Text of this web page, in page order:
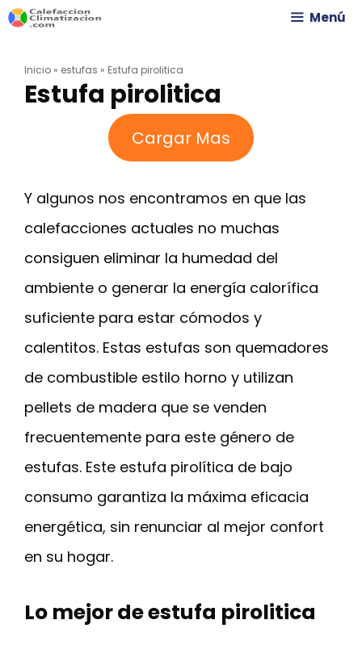
Saltar
contenido
Menú
Inicio » estufas » Estufa pirolitica
Estufa pirolitica
Cargar Mas
Y algunos nos encontramos en que las
calefacciones actuales no muchas
consiguen eliminar la humedad del
ambiente o generar la energía calorífica
suficiente para estar cómodos y
calentitos. Estas estufas son quemadores
de combustible estilo horno y utilizan
pellets de madera que se venden
frecuentemente para este género de
estufas. Este estufa pirolítica de bajo
consumo garantiza la máxima eficacia
energética, sin renunciar al mejor confort
en su hogar.
Lo mejor de estufa pirolitica